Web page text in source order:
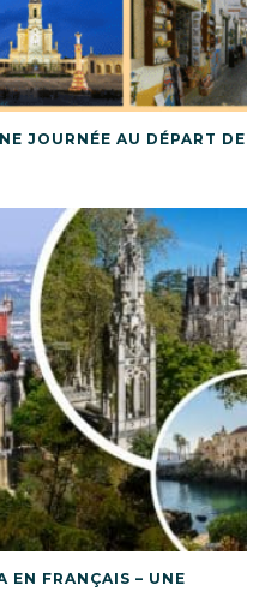
JOURNÉE AU DÉPART DE
EN FRANÇAIS – UNE